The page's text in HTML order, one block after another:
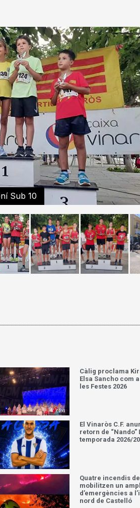
Sub 12
Càlig proclama
Elsa Sancho com
les Festes 2026
El Vinaròs C.F.
retorn de “Nando”
temporada 2026/
Quatre incendis
mobilitzen un
d’emergències a
nord de Castelló